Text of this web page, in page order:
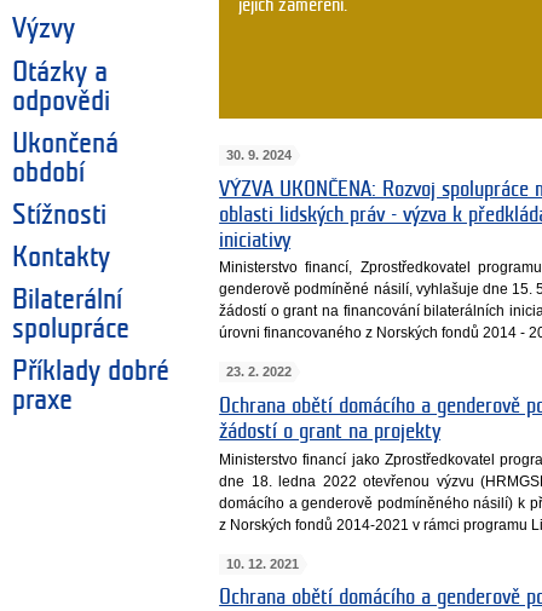
Výzvy
Otázky a
odpovědi
Ukončená
období
Stížnosti
Kontakty
Bilaterální
spolupráce
Příklady dobré
praxe
jejich zaměření.
30. 9. 2024
VÝZVA UKONČENA: Rozvoj
oblasti lidských práv - výzva k
iniciativy
Ministerstvo financí, Zprostředkovatel
genderově podmíněné násilí, vyhlašuje dne 15.
žádostí o grant na financování bilaterálních
úrovni financovaného z Norských fondů 2014 -
23. 2. 2022
Ochrana obětí domácího a genderově
žádostí o grant na projekty
Ministerstvo financí jako Zprostředkovatel
dne 18. ledna 2022 otevřenou výzvu
domácího a genderově podmíněného násilí) k
z Norských fondů 2014-2021 v rámci programu
10. 12. 2021
Ochrana obětí domácího a genderově